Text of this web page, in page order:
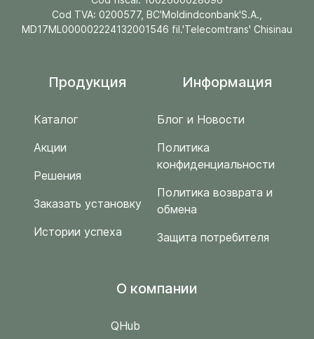
Cod TVA: 0200577, BC'Moldindconbank'S.A.,
MD17ML000002224132001546 fil.'Telecomtrans' Chisinau
Продукция
Каталог
Акции
Решения
Заказать установку
Истории успеха
Информация
Блог и Новости
Политика
конфиденциальности
Политика возврата и
обмена
Защита потребителя
O компании
QHub